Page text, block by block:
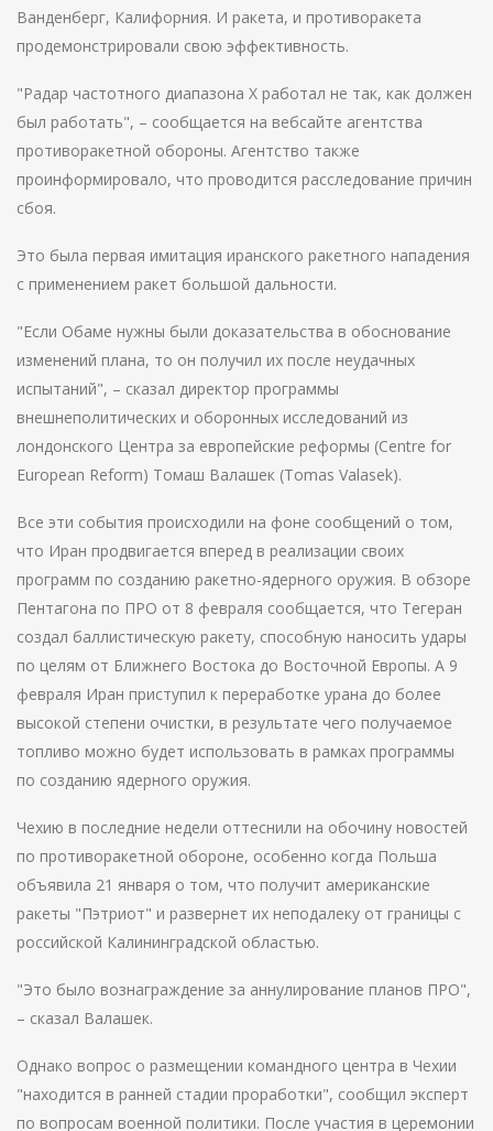
Ванденберг, Калифорния. И ракета, и противоракета
продемонстрировали свою эффективность.
"Радар частотного диапазона Х работал не так, как должен
был работать", – сообщается на вебсайте агентства
противоракетной обороны. Агентство также
проинформировало, что проводится расследование причин
сбоя.
Это была первая имитация иранского ракетного нападения
с применением ракет большой дальности.
"Если Обаме нужны были доказательства в обоснование
изменений плана, то он получил их после неудачных
испытаний", – сказал директор программы
внешнеполитических и оборонных исследований из
лондонского Центра за европейские реформы (Centre for
European Reform) Томаш Валашек (Tomas Valasek).
Все эти события происходили на фоне сообщений о том,
что Иран продвигается вперед в реализации своих
программ по созданию ракетно-ядерного оружия. В обзоре
Пентагона по ПРО от 8 февраля сообщается, что Тегеран
создал баллистическую ракету, способную наносить удары
по целям от Ближнего Востока до Восточной Европы. А 9
февраля Иран приступил к переработке урана до более
высокой степени очистки, в результате чего получаемое
топливо можно будет использовать в рамках программы
по созданию ядерного оружия.
Чехию в последние недели оттеснили на обочину новостей
по противоракетной обороне, особенно когда Польша
объявила 21 января о том, что получит американские
ракеты "Пэтриот" и развернет их неподалеку от границы с
российской Калининградской областью.
"Это было вознаграждение за аннулирование планов ПРО",
– сказал Валашек.
Однако вопрос о размещении командного центра в Чехии
"находится в ранней стадии проработки", сообщил эксперт
по вопросам военной политики. После участия в церемонии